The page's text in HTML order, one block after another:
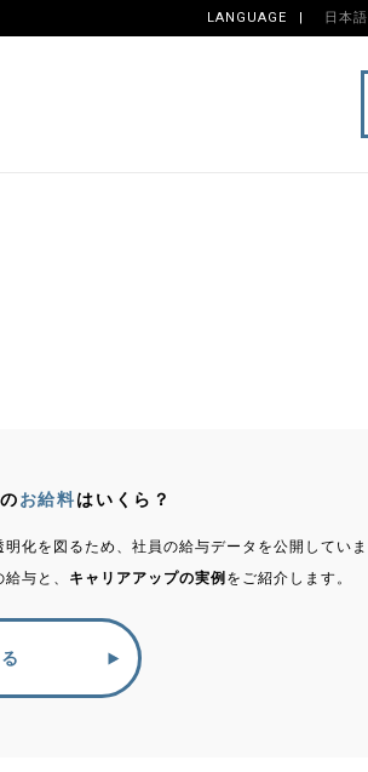
LANGUAGE 日本語
お給料はいくら？
化を図るため、社員の給与データを公開していま
与と、 キャリアアップの実例 をご紹介します。